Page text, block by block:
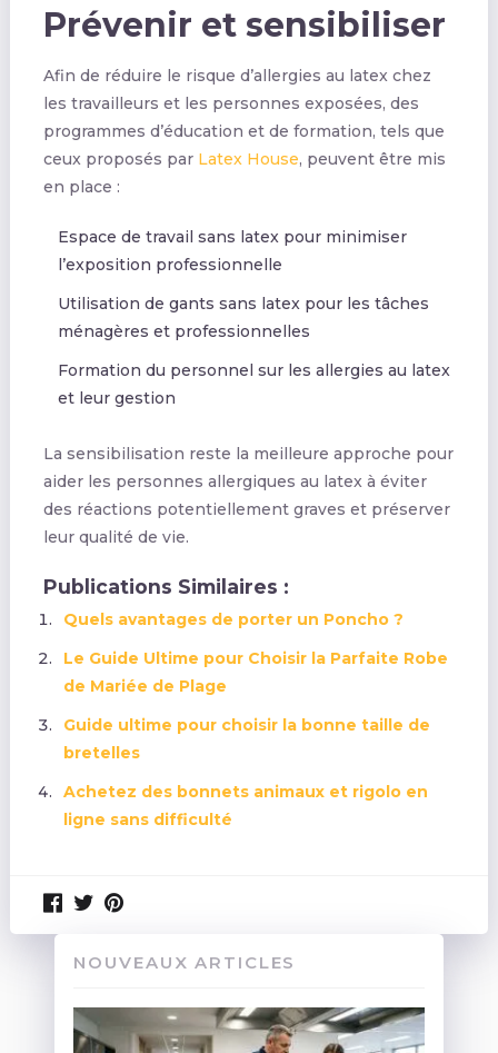
Prévenir et sensibiliser
Afin de réduire le risque d’allergies au latex chez
les travailleurs et les personnes exposées, des
programmes d’éducation et de formation, tels que
ceux proposés par Latex House, peuvent être mis
en place :
Espace de travail sans latex pour minimiser
l’exposition professionnelle
Utilisation de gants sans latex pour les tâches
ménagères et professionnelles
Formation du personnel sur les allergies au latex
et leur gestion
La sensibilisation reste la meilleure approche pour
aider les personnes allergiques au latex à éviter
des réactions potentiellement graves et préserver
leur qualité de vie.
Publications Similaires :
Quels avantages de porter un Poncho ?
Le Guide Ultime pour Choisir la Parfaite Robe
de Mariée de Plage
Guide ultime pour choisir la bonne taille de
bretelles
Achetez des bonnets animaux et rigolo en
ligne sans difficulté
NOUVEAUX ARTICLES